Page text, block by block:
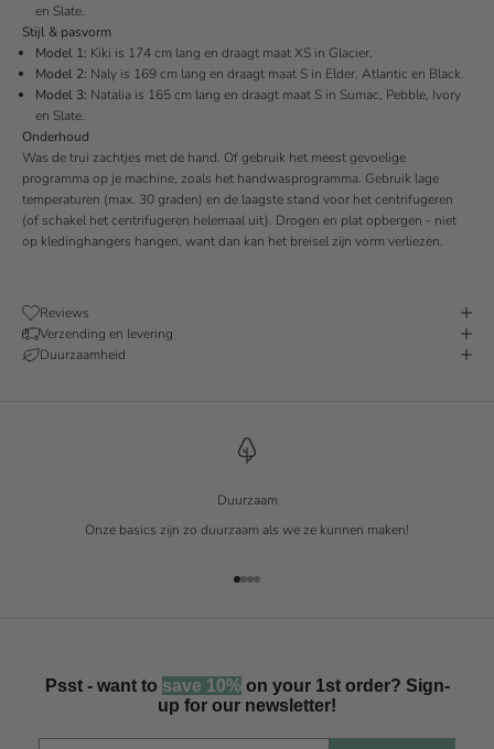
en Slate.
Stijl & pasvorm
Model 1: Kiki is 174 cm lang en draagt maat XS in Glacier.
Model 2: Naly is 169 cm lang en draagt maat S in Elder, Atlantic en Black.
Model 3: Natalia is 165 cm lang en draagt maat S in Sumac, Pebble, Ivory
en Slate.
Onderhoud
Was de trui zachtjes met de hand. Of gebruik het meest gevoelige
programma op je machine, zoals het handwasprogramma. Gebruik lage
temperaturen (max. 30 graden) en de laagste stand voor het centrifugeren
(of schakel het centrifugeren helemaal uit). Drogen en plat opbergen - niet
op kledinghangers hangen, want dan kan het breisel zijn vorm verliezen.
Reviews
Verzending en levering
Duurzaamheid
Duurzaam
Onze basics zijn zo duurzaam als we ze kunnen maken!
Naar artikel 1
Naar artikel 2
Naar artikel 3
Naar artikel 4
Psst - want to save 10%on your 1st order? Sign-
up for our newsletter!